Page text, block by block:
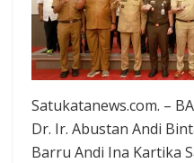
Satukatanews.com. –
Dr. Ir. Abustan Andi
Barru Andi Ina Kartika